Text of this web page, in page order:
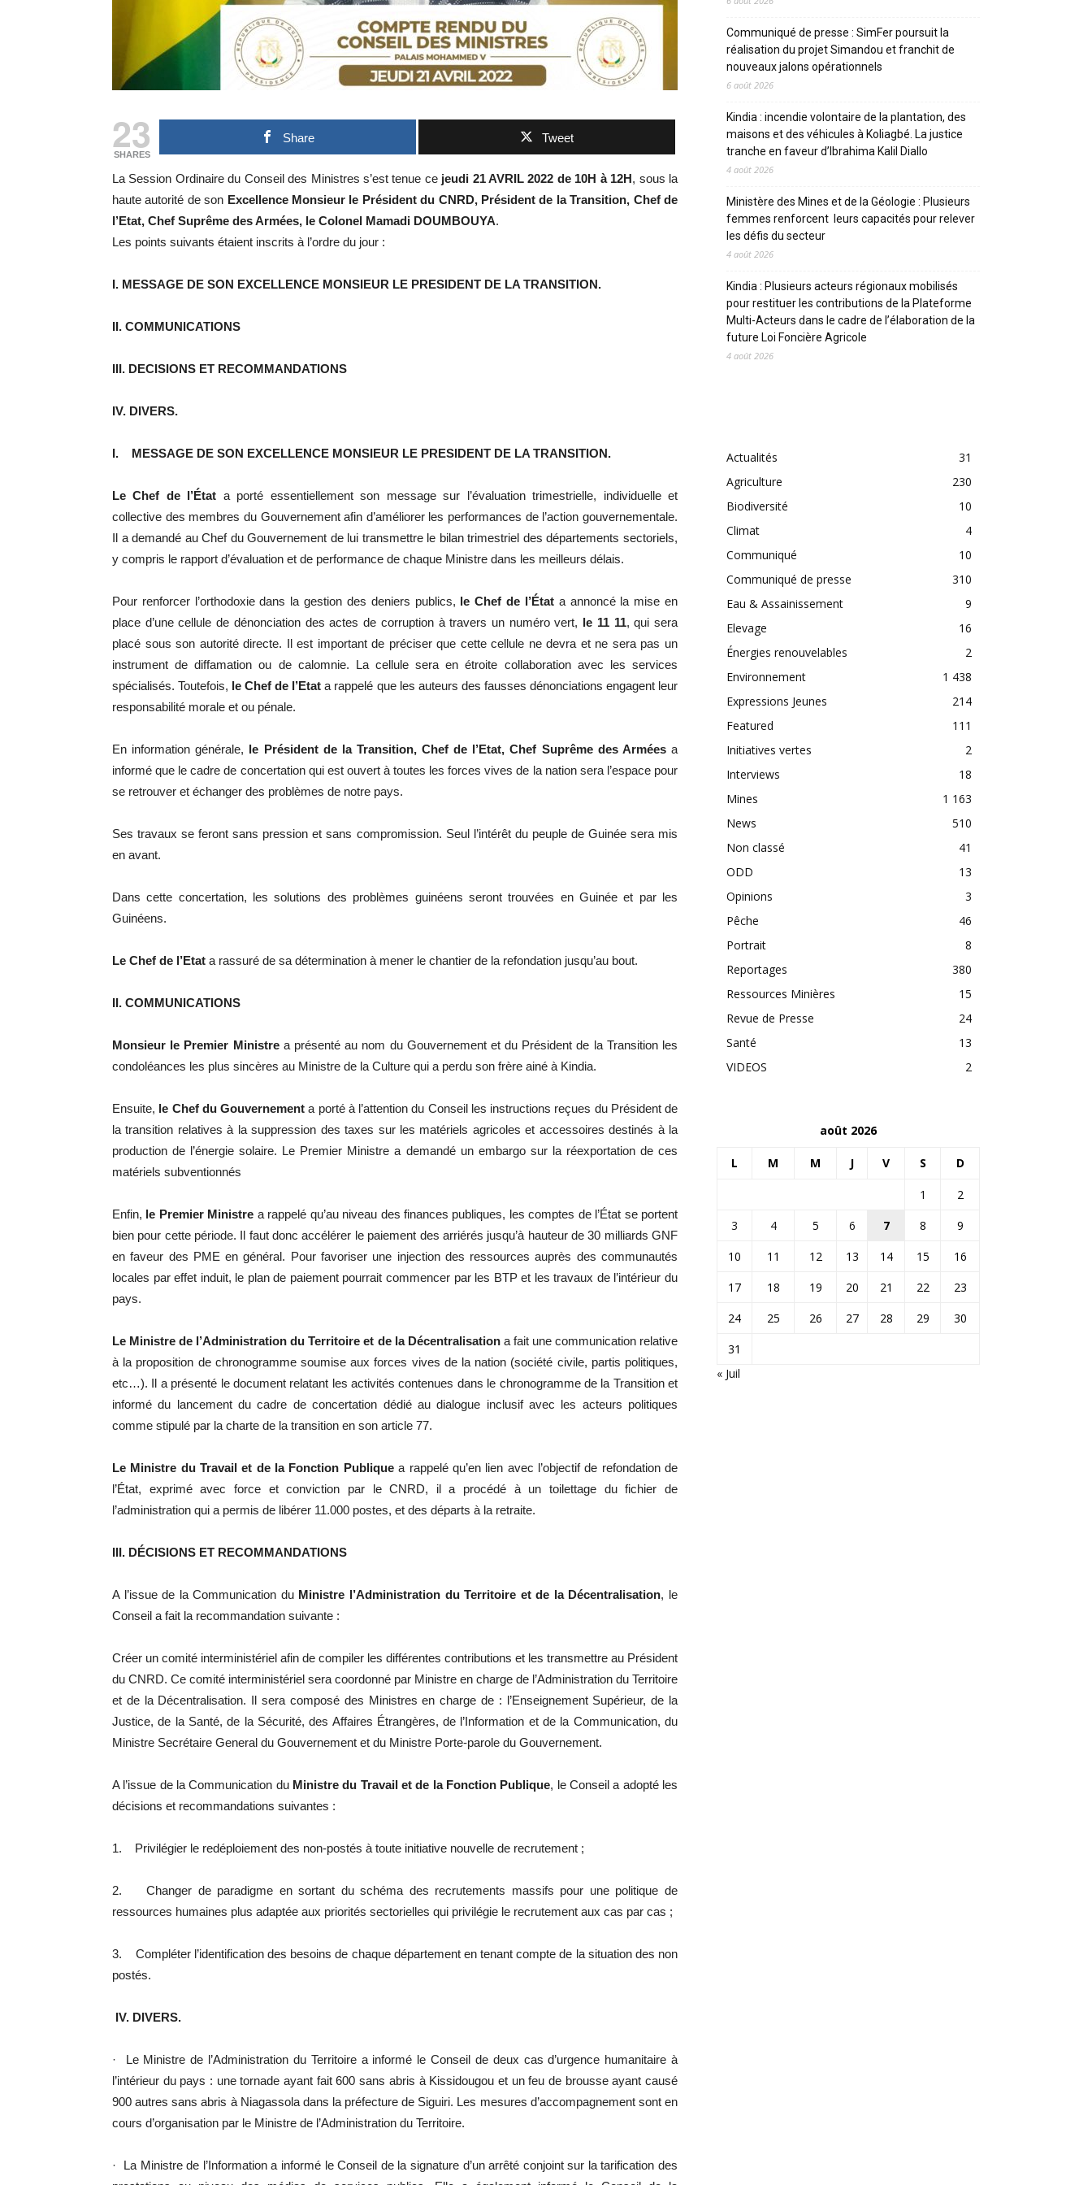
23
SHARES
Share Tweet
La Session Ordinaire du Conseil des Ministres s’est tenue ce jeudi 21 AVRIL 2022 de 10H à 12H, sous la
haute autorité de son Excellence Monsieur le Président du CNRD, Président de la Transition, Chef de
l’Etat, Chef Suprême des Armées, le Colonel Mamadi DOUMBOUYA.
Les points suivants étaient inscrits à l’ordre du jour :
I. MESSAGE DE SON EXCELLENCE MONSIEUR LE PRESIDENT DE LA TRANSITION.
II. COMMUNICATIONS
III. DECISIONS ET RECOMMANDATIONS
IV. DIVERS.
I. MESSAGE DE SON EXCELLENCE MONSIEUR LE PRESIDENT DE LA TRANSITION.
Le Chef de l’État a porté essentiellement son message sur l’évaluation trimestrielle, individuelle et
collective des membres du Gouvernement afin d’améliorer les performances de l’action gouvernementale.
Il a demandé au Chef du Gouvernement de lui transmettre le bilan trimestriel des départements sectoriels,
y compris le rapport d’évaluation et de performance de chaque Ministre dans les meilleurs délais.
Pour renforcer l’orthodoxie dans la gestion des deniers publics, le Chef de l’Étata annoncé la mise en
place d’une cellule de dénonciation des actes de corruption à travers un numéro vert, le 11 11, qui sera
placé sous son autorité directe. Il est important de préciser que cette cellule ne devra et ne sera pas un
instrument de diffamation ou de calomnie. La cellule sera en étroite collaboration avec les services
spécialisés. Toutefois, le Chef de l’Etat a rappelé que les auteurs des fausses dénonciations engagent leur
responsabilité morale et ou pénale.
En information générale, le Président de la Transition, Chef de l’Etat, Chef Suprême des Arméesa
informé que le cadre de concertation qui est ouvert à toutes les forces vives de la nation sera l’espace pour
se retrouver et échanger des problèmes de notre pays.
Ses travaux se feront sans pression et sans compromission. Seul l’intérêt du peuple de Guinée sera mis
en avant.
Dans cette concertation, les solutions des problèmes guinéens seront trouvées en Guinée et par les
Guinéens.
Le Chef de l’Etat a rassuré de sa détermination à mener le chantier de la refondation jusqu’au bout.
II. COMMUNICATIONS
Monsieur le Premier Ministrea présenté au nom du Gouvernement et du Président de la Transition les
condoléances les plus sincères au Ministre de la Culture qui a perdu son frère ainé à Kindia.
Ensuite, le Chef du Gouvernement a porté à l’attention du Conseil les instructions reçues du Président de
la transition relatives à la suppression des taxes sur les matériels agricoles et accessoires destinés à la
production de l’énergie solaire. Le Premier Ministre a demandé un embargo sur la réexportation de ces
matériels subventionnés
Enfin, le Premier Ministre a rappelé qu’au niveau des finances publiques, les comptes de l’État se portent
bien pour cette période. Il faut donc accélérer le paiement des arriérés jusqu’à hauteur de 30 milliards GNF
en faveur des PME en général. Pour favoriser une injection des ressources auprès des communautés
locales par effet induit, le plan de paiement pourrait commencer par les BTP et les travaux de l’intérieur du
pays.
Le Ministre de l’Administration du Territoire et de la Décentralisation a fait une communication relative
à la proposition de chronogramme soumise aux forces vives de la nation (société civile, partis politiques,
etc…). Il a présenté le document relatant les activités contenues dans le chronogramme de la Transition et
informé du lancement du cadre de concertation dédié au dialogue inclusif avec les acteurs politiques
comme stipulé par la charte de la transition en son article 77.
Le Ministre du Travail et de la Fonction Publiquea rappelé qu’en lien avec l’objectif de refondation de
l’État, exprimé avec force et conviction par le CNRD, il a procédé à un toilettage du fichier de
l’administration qui a permis de libérer 11.000 postes, et des départs à la retraite.
III. DÉCISIONS ET RECOMMANDATIONS
A l’issue de la Communication du Ministre l’Administration du Territoire et de la Décentralisation, le
Conseil a fait la recommandation suivante :
Créer un comité interministériel afin de compiler les différentes contributions et les transmettre au Président
du CNRD. Ce comité interministériel sera coordonné par Ministre en charge de l’Administration du Territoire
et de la Décentralisation. Il sera composé des Ministres en charge de : l’Enseignement Supérieur, de la
Justice, de la Santé, de la Sécurité, des Affaires Étrangères, de l’Information et de la Communication, du
Ministre Secrétaire General du Gouvernement et du Ministre Porte-parole du Gouvernement.
A l’issue de la Communication duMinistre du Travail et de la Fonction Publique, le Conseil a adopté les
décisions et recommandations suivantes :
1. Privilégier le redéploiement des non-postés à toute initiative nouvelle de recrutement ;
2. Changer de paradigme en sortant du schéma des recrutements massifs pour une politique de
ressources humaines plus adaptée aux priorités sectorielles qui privilégie le recrutement aux cas par cas ;
3. Compléter l’identification des besoins de chaque département en tenant compte de la situation des non
postés.
IV. DIVERS.
· Le Ministre de l’Administration du Territoire a informé le Conseil de deux cas d’urgence humanitaire à
l’intérieur du pays : une tornade ayant fait 600 sans abris à Kissidougou et un feu de brousse ayant causé
900 autres sans abris à Niagassola dans la préfecture de Siguiri. Les mesures d’accompagnement sont en
cours d’organisation par le Ministre de l’Administration du Territoire.
· La Ministre de l’Information a informé le Conseil de la signature d’un arrêté conjoint sur la tarification des
Communiqué de presse : SimFer poursuit la
réalisation du projet Simandou et franchit de
nouveaux jalons opérationnels
6 août 2026
Kindia : incendie volontaire de la plantation, des
maisons et des véhicules à Koliagbé. La justice
tranche en faveur d’Ibrahima Kalil Diallo
4 août 2026
Ministère des Mines et de la Géologie : Plusieurs
femmes renforcent leurs capacités pour relever
les défis du secteur
4 août 2026
Kindia : Plusieurs acteurs régionaux mobilisés
pour restituer les contributions de la Plateforme
Multi-Acteurs dans le cadre de l’élaboration de la
future Loi Foncière Agricole
4 août 2026
Actualités
31
Agriculture
230
Biodiversité
10
Climat
4
Communiqué
10
Communiqué de presse
310
Eau & Assainissement
9
Elevage
16
Énergies renouvelables
2
Environnement
1 438
Expressions Jeunes
214
Featured
111
Initiatives vertes
2
Interviews
18
Mines
1 163
News
510
Non classé
41
ODD
13
Opinions
3
Pêche
46
Portrait
8
Reportages
380
Ressources Minières
15
Revue de Presse
24
Santé
13
VIDEOS
2
août 2026
L M M J V S D
1
2
3
4 5 6 7 8
9
10
11 12 13 14 15
16
17
18 19 20 21 22
23
24
25 26 27 28 29
30
31
« Juil